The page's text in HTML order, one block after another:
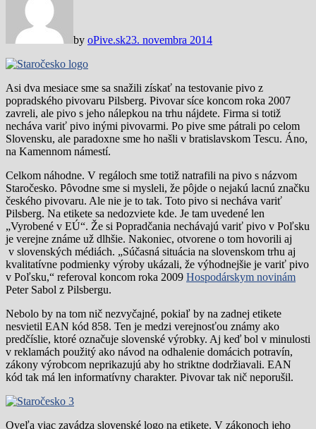
by oPive.sk23. novembra 2014
Asi dva mesiace sme sa snažili získať na testovanie pivo z
popradského pivovaru Pilsberg. Pivovar síce koncom roka 2007
zavreli, ale pivo s jeho nálepkou na trhu nájdete. Firma si totiž
necháva variť pivo inými pivovarmi. Po pive sme pátrali po celom
Slovensku, ale paradoxne sme ho našli v bratislavskom Tescu. Áno,
na Kamennom námestí.
Celkom náhodne. V regáloch sme totiž natrafili na pivo s názvom
Staročesko. Pôvodne sme si mysleli, že pôjde o nejakú lacnú značku
českého pivovaru. Ale nie je to tak. Toto pivo si necháva variť
Pilsberg. Na etikete sa nedozviete kde. Je tam uvedené len
„Vyrobené v EÚ“. Že si Popradčania nechávajú variť pivo v Poľsku
je verejne známe už dlhšie. Nakoniec, otvorene o tom hovorili aj
v slovenských médiách. „Súčasná situácia na slovenskom trhu aj
kvalitatívne podmienky výroby ukázali, že výhodnejšie je variť pivo
v Poľsku,“ referoval koncom roka 2009 Hospodárskym novinám
Peter Sabol z Pilsbergu.
Nebolo by na tom nič nezvyčajné, pokiaľ by na zadnej etikete
nesvietil EAN kód 858. Ten je medzi verejnosťou známy ako
predčíslie, ktoré označuje slovenské výrobky. Aj keď bol v minulosti
v reklamách použitý ako návod na odhalenie domácich potravín,
zákony výrobcom neprikazujú aby ho striktne dodržiavali. EAN
kód tak má len informatívny charakter. Pivovar tak nič neporušil.
Oveľa viac zavádza slovenské logo na etikete. V zákonoch jeho